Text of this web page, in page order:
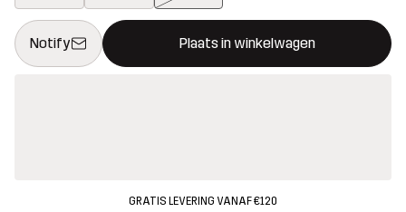
Notify Plaats in winkelwagen
Deze knop opent een modal met de bevestiging van een
{{size}} niet beschikbaar
GRATIS LEVERING VANAF €120